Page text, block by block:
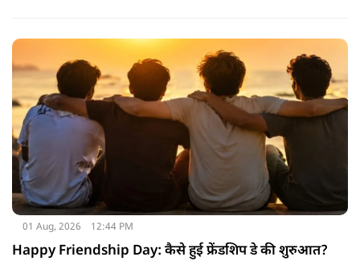
होते हैं। खाने में हल्का और आसानी से पचने वाला भोजन जैसे खिचड़ी
और दलिया आदि लेना अच्छा माना जाता है।
01 Aug, 2026 12:44 PM
Happy Friendship Day: कैसे हुई फ्रेंडशिप डे की शुरुआत?